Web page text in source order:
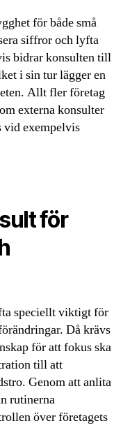
för både små
siffror och lyfta
bidrar konsulten till
i sin tur lägger en
Allt fler företag
externa konsulter
exempelvis
för
speciellt viktigt för
Då krävs
för att fokus ska
till att
Genom att anlita
rutinerna
över företagets